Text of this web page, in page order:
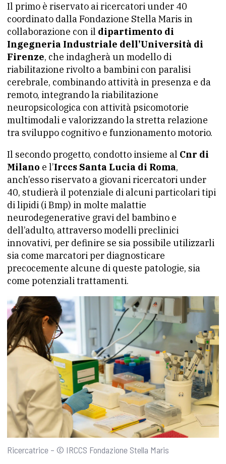
Il primo è riservato ai ricercatori under 40
coordinato dalla Fondazione Stella Maris in
collaborazione con il dipartimento di
Ingegneria Industriale dell’Università di
Firenze, che indagherà un modello di
riabilitazione rivolto a bambini con paralisi
cerebrale, combinando attività in presenza e da
remoto, integrando la riabilitazione
neuropsicologica con attività psicomotorie
multimodali e valorizzando la stretta relazione
tra sviluppo cognitivo e funzionamento motorio.
Il secondo progetto, condotto insieme al Cnr di
Milano e l’Irccs Santa Lucia di Roma,
anch’esso riservato a giovani ricercatori under
40, studierà il potenziale di alcuni particolari tipi
di lipidi (i Bmp) in molte malattie
neurodegenerative gravi del bambino e
dell’adulto, attraverso modelli preclinici
innovativi, per definire se sia possibile utilizzarli
sia come marcatori per diagnosticare
precocemente alcune di queste patologie, sia
come potenziali trattamenti.
Ricercatrice – © IRCCS Fondazione Stella Maris